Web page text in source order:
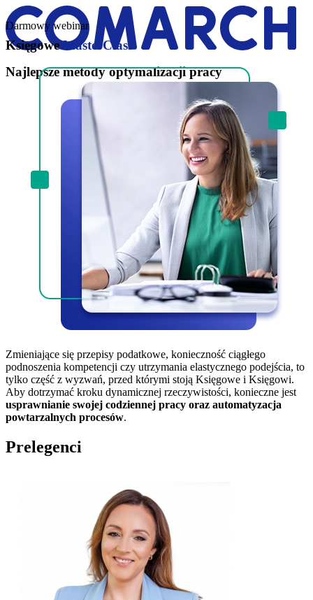
Darmowy webinar
KsięgoweMasterClass
Najlepsze metody optymalizacji pracy
Zmieniające się przepisy podatkowe, konieczność ciągłego
podnoszenia kompetencji czy utrzymania elastycznego podejścia, to
tylko część z wyzwań, przed którymi stoją Księgowe i Księgowi.
Aby dotrzymać kroku dynamicznej rzeczywistości, konieczne jest
usprawnianie swojej codziennej pracy oraz automatyzacja
powtarzalnych procesów.
Prelegenci